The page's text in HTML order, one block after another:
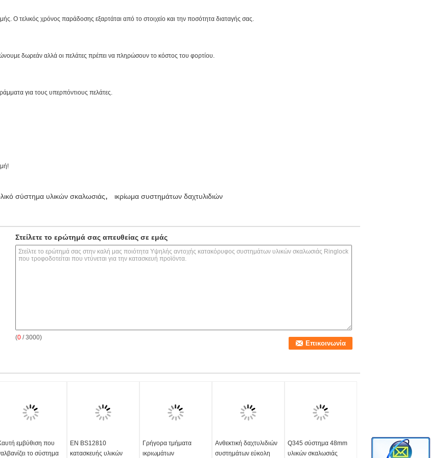
Ο τελικός χρόνος παράδοσης εξαρτάται από το στοιχείο και την ποσότητα διαταγής σας.
δωρεάν αλλά οι πελάτες πρέπει να πληρώσουν το κόστος του φορτίου.
για τους υπερπόντιους πελάτες.
σύστημα υλικών σκαλωσιάς, ικρίωμα συστημάτων δαχτυλιδιών
Στείλετε το ερώτημά σας απευθείας σε εμάς
(0 / 3000)
εμβύθιση που
το σύστημα
EN BS12810
κατασκευής υλικών
Γρήγορα τμήματα
ικριωμάτων
Ανθεκτική δαχτυλιδιών
συστημάτων εύκολη
Q345 σύστημα 48mm
υλικών σκαλωσιάς